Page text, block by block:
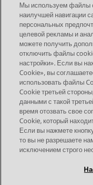
Send Feedback
Topic navigation
Предыдущая
STAY
Мы используем файлы
наилучшей навигации
персональных
целевой рекламы и
можете получить
отключить файлы
настройки». Если вы
Cookie», вы
использовать файлы
Cookie третьей
данными с такой
время отозвать свое
Cookie, который
Если вы нажмете
то вы не разрешаете
исключением строго